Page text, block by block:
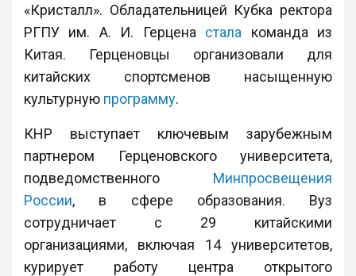
«Кристалл». Обладательницей Кубка ректора
РГПУ им. А. И. Герцена стала команда из
Китая. Герценовцы организовали для
китайских спортсменов насыщенную
культурную программу.
КНР выступает ключевым зарубежным
партнером Герценовского университета,
подведомственного Минпросвещения
России, в сфере образования. Вуз
сотрудничает с 29 китайскими
организациями, включая 14 университетов,
курирует работу центра открытого